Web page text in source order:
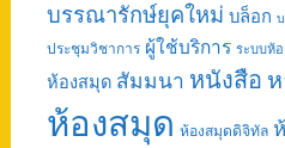
บรรณารักษ์ยุคใหม่ บล็อก
ประชุมวิชาการ ผู้ใช้บริการ ระบบห้
ห้องสมุด สัมมนา หนังสือ
ห้องสมุด ห้องสมุดดิจิทัล